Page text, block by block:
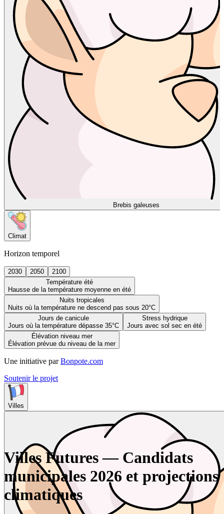
Brebis galeuses
Climat
Horizon temporel
2030 2050
2100
Température été
Hausse de la température moyenne en été
Nuits tropicales
Nuits où la température ne descend pas sous 20°C
Jours de canicule
Jours où la température dépasse 35°C
Stress hydrique
Jours avec sol sec en été
Élévation niveau mer
Élévation prévue du niveau de la mer
Une initiative par Bonpote.com
Soutenir le projet
Villes
Villes Futures — Candidats
municipales 2026 et projections
climatiques